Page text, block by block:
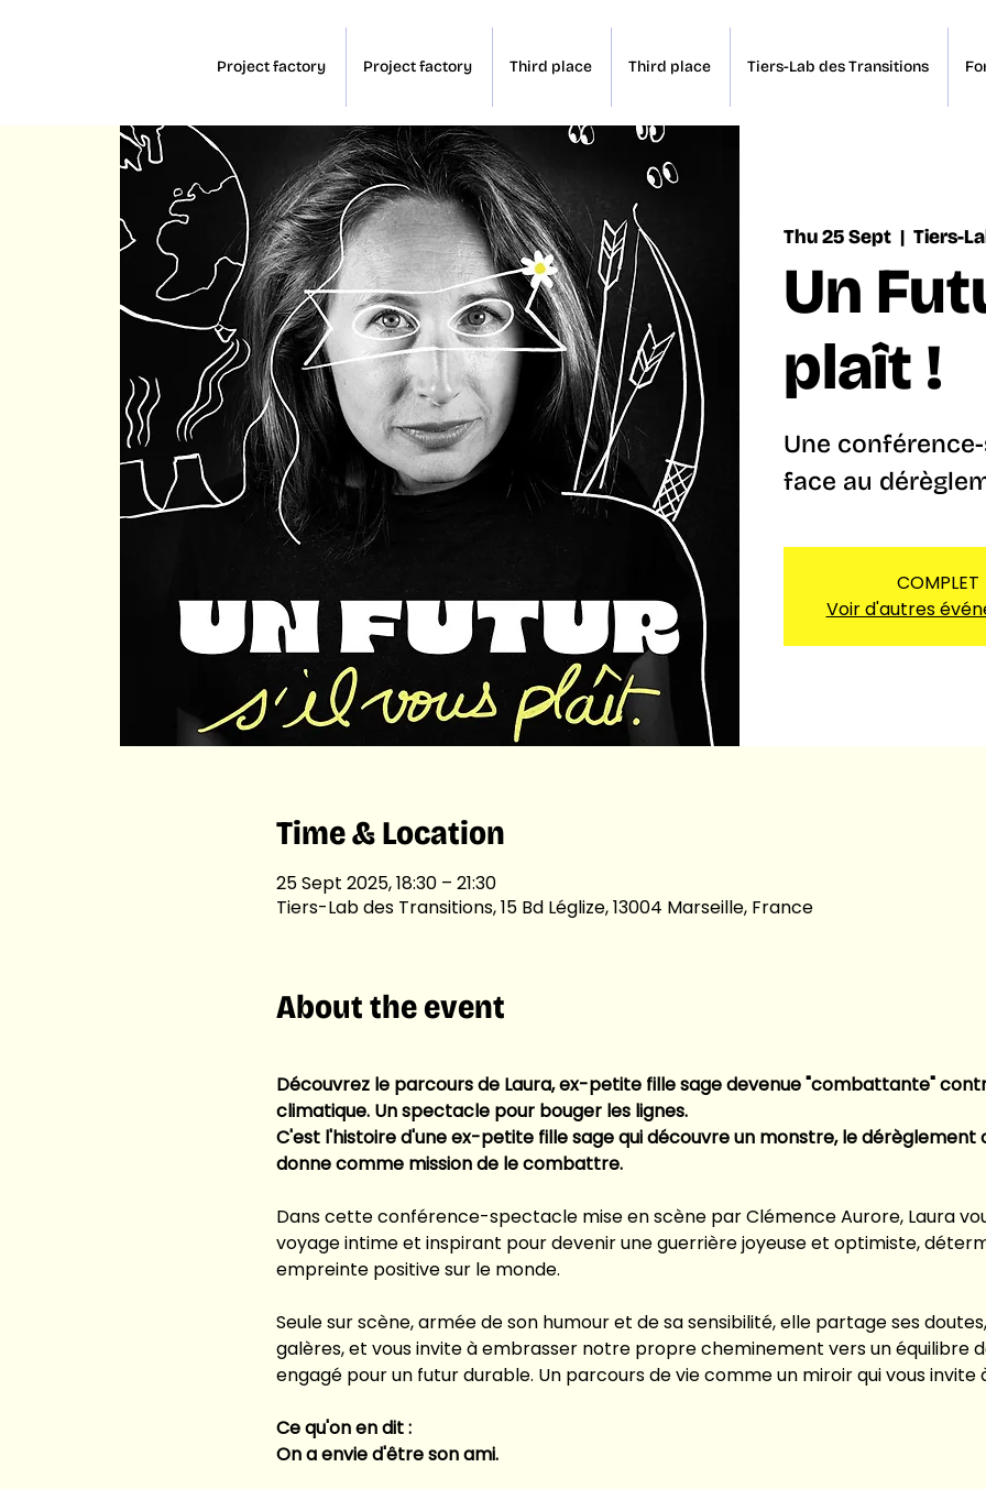
Project factory Project factory Third place Third place Tiers-Lab des Transitions
Thu 25 Sept
  |
Tiers-
Un
plaît !
Une
face au
COMPLET
Voir d'autres
Time & Location
25 Sept 2025, 18:30 – 21:30
Tiers-Lab des Transitions, 15 Bd Léglize, 13004 Marseille, France
About the event
Découvrez le parcours de Laura, ex-petite fille sage devenue "combattante"
climatique. Un spectacle pour bouger les lignes.
C'est l'histoire d'une ex-petite fille sage qui découvre un monstre, le dérèglement
donne comme mission de le combattre.
Dans cette conférence-spectacle mise en scène par Clémence Aurore, Laura
voyage intime et inspirant pour devenir une guerrière joyeuse et optimiste,
empreinte positive sur le monde.
Seule sur scène, armée de son humour et de sa sensibilité, elle partage ses
galères, et vous invite à embrasser notre propre cheminement vers un équilibre
engagé pour un futur durable. Un parcours de vie comme un miroir qui vous invite
Ce qu'on en dit :
On a envie d'être son ami.